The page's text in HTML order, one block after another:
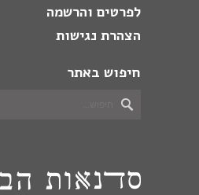
לפרטים והרשמה
הצהרת נגישות
חיפוש באתר